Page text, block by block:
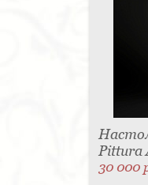
Pittura
30 000